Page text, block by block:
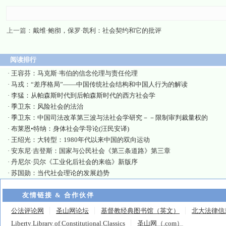
上一篇： 戴维·鲍彻，保罗·凯利：社会契约和它的批评
阅读排行
· 王容芬：马克斯·韦伯的信念伦理与责任伦理
· 马戎：“差序格局”——中国传统社会结构和中国人行为的解读
· 李猛：从帕森斯时代到后帕森斯时代的西方社会学
· 季卫东：风险社会的法治
· 季卫东：中国司法改革第三波与法社会学研究－－限制审判裁量权的
· 布莱恩•特纳：身体社会学导论(汪民安译)
· 王绍光：大转型：1980年代以来中国的双向运动
· 安东尼·吉登斯：国家与公民社会《第三条道路》第三章
· 丹尼尔·贝尔《工业化后社会的来临》新版序
· 苏国勋：当代社会理论的发展趋势
友情链接 & 合作伙伴
公法评论网 圣山网论坛 基督教经典图书馆（英文）
北大法律信
Liberty Library of Constitutional Classics
圣山网（.com）